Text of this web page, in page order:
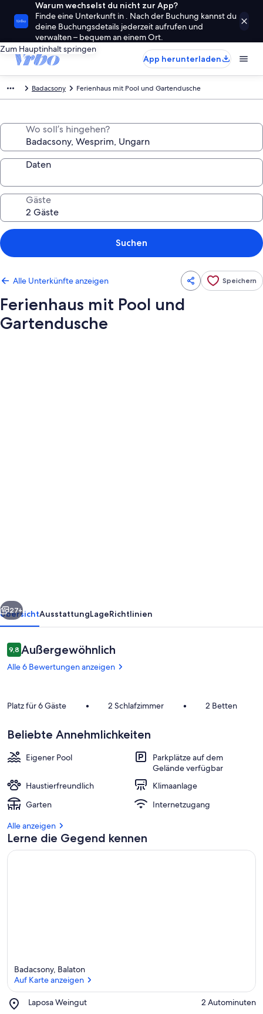
Warum wechselst du nicht zur App?
Finde eine Unterkunft in . Nach der Buchung kannst du
deine Buchungsdetails jederzeit aufrufen und
verwalten – bequem an einem Ort.
Zum Hauptinhalt springen
App herunterladen
Badacsony Ferienhaus mit Pool und Gartendusche
Wo soll’s hingehen?
Daten
Gäste
Suchen
Alle Unterkünfte anzeigen Speichern
Ferienhaus mit Pool und
Gartendusche
Weinkeller
Weiter
27+
ÜbersichtAusstattungLageRichtlinien
Bewertungen
9,89,8 von 10.
Außergewöhnlich
Alle 6 Bewertungen anzeigen
Platz für 6 Gäste • 2 Schlafzimmer • 2 Betten
Beliebte Annehmlichkeiten
Eigener Pool
Parkplätze auf dem
Gelände verfügbar
Haustierfreundlich
Klimaanlage
Garten
Internetzugang
Alle anzeigen
Lerne die Gegend kennen
Badacsony, Balaton
Auf Karte anzeigen
Laposa Weingut
Place,
‪2 Autominuten‬